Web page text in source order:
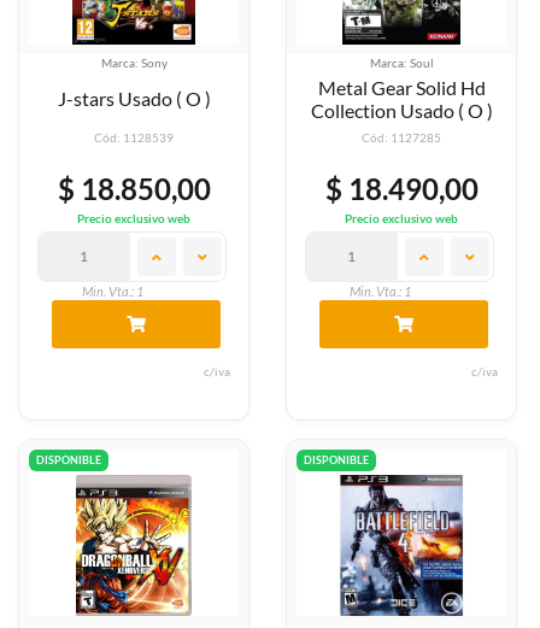
Marca: Sony
J-stars Usado ( O )
Cód: 1128539
$ 18.850,00
Precio exclusivo web
Min. Vta.: 1
c/iva
Marca: Soul
Metal Gear Solid Hd
Collection Usado ( O )
Cód: 1127285
$ 18.490,00
Precio exclusivo web
Min. Vta.: 1
c/iva
DISPONIBLE DISPONIBLE